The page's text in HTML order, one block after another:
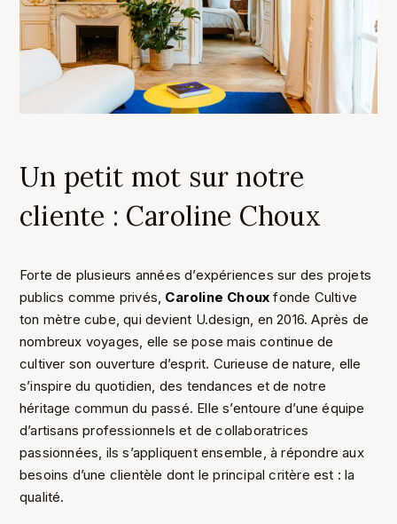
Un petit mot sur notre
cliente : Caroline Choux
Forte de plusieurs années d’expériences sur des projets
publics comme privés, Caroline Choux fonde Cultive
ton mètre cube, qui devient U.design, en 2016. Après de
nombreux voyages, elle se pose mais continue de
cultiver son ouverture d’esprit. Curieuse de nature, elle
s’inspire du quotidien, des tendances et de notre
héritage commun du passé. Elle s’entoure d’une équipe
d’artisans professionnels et de collaboratrices
passionnées, ils s’appliquent ensemble, à répondre aux
besoins d’une clientèle dont le principal critère est : la
qualité.